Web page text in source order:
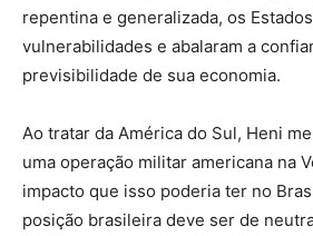
repentina e generalizada, os
vulnerabilidades e abalaram a
previsibilidade de sua economia.
Ao tratar da América do Sul, Heni
uma operação militar americana na
impacto que isso poderia ter no
posição brasileira deve ser de